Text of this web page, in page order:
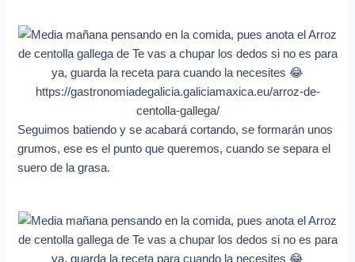
Seguimos batiendo y se acabará cortando, se formarán unos
grumos, ese es el punto que queremos, cuando se separa el
suero de la grasa.